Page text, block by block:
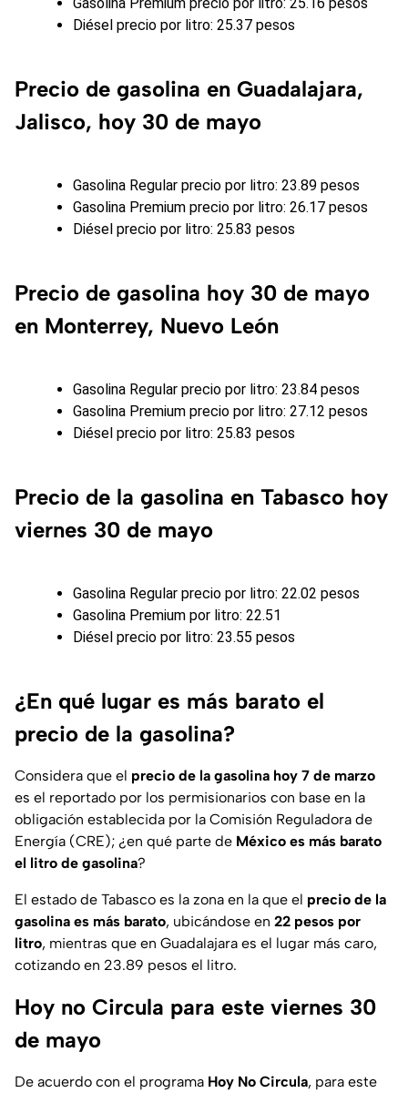
Diésel precio por litro: 25.37 pesos
Precio de gasolina en Guadalajara,
Jalisco, hoy 30 de mayo
Gasolina Regular precio por litro: 23.89 pesos
Gasolina Premium precio por litro: 26.17 pesos
Diésel precio por litro: 25.83 pesos
Precio de gasolina hoy 30 de mayo
en Monterrey, Nuevo León
Gasolina Regular precio por litro: 23.84 pesos
Gasolina Premium precio por litro: 27.12 pesos
Diésel precio por litro: 25.83 pesos
Precio de la gasolina en Tabasco hoy
viernes 30 de mayo
Gasolina Regular precio por litro: 22.02 pesos
Gasolina Premium por litro: 22.51
Diésel precio por litro: 23.55 pesos
¿En qué lugar es más barato el
precio de la gasolina?
Considera que el precio de la gasolina hoy 7 de marzo
es el reportado por los permisionarios con base en la
obligación establecida por la Comisión Reguladora de
Energía (CRE); ¿en qué parte de México es más barato
el litro de gasolina?
El estado de Tabasco es la zona en la que el precio de la
gasolina es más barato, ubicándose en 22 pesos por
litro, mientras que en Guadalajara es el lugar más caro,
cotizando en 23.89 pesos el litro.
Hoy no Circula para este viernes 30
de mayo
De acuerdo con el programa Hoy No Circula, para este